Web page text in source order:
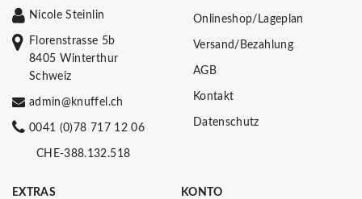
Nicole Steinlin
Florenstrasse 5b
8405 Winterthur
Schweiz
admin@knuffel.ch
0041 (0)78 717 12 06
CHE-388.132.518
Onlineshop/Lageplan
Versand/Bezahlung
AGB
Kontakt
Datenschutz
EXTRAS KONTO